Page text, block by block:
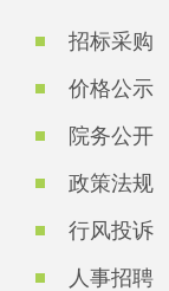
招标采购
价格公示
院务公开
政策法规
行风投诉
人事招聘